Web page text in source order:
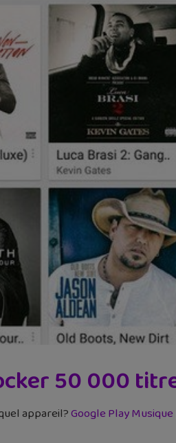
50 000
appareil?Google Play Musique